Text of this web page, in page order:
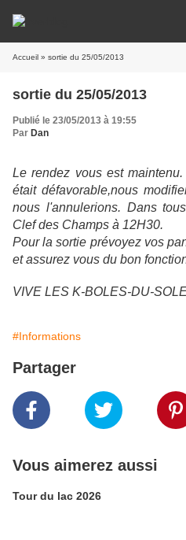
Accueil » sortie du 25/05/2013
sortie du 25/05/2013
Publié le 23/05/2013 à 19:55
Par Dan
Le rendez vous est
était défavorable,nous
nous l'annulerions. Dans
Clef des Champs à 12H30.
Pour la sortie prévoyez vos
et assurez vous du bon
VIVE LES K-BOLES-DU-
#Informations
Partager
Vous aimerez aussi
Tour du lac 2026